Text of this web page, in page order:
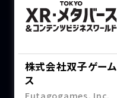
株式会社双子ゲーム
ス
Futagogames, Inc.